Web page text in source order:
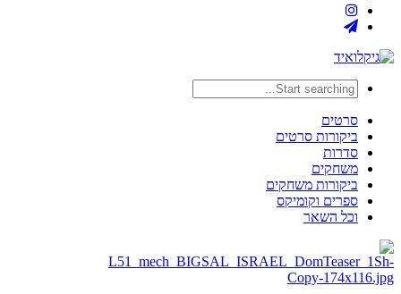
סרטים
ביקורות סרטים
סדרות
משחקים
ביקורות משחקים
ספרים וקומיקס
וכל השאר